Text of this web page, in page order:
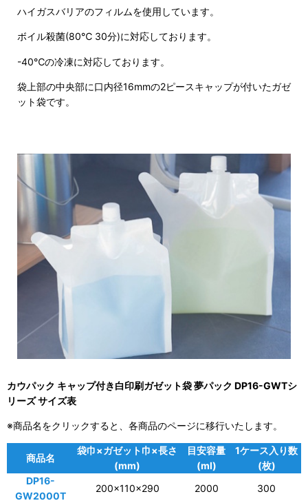
ハイガスバリアのフィルムを使用しています。
ボイル殺菌(80℃ 30分)に対応しております。
-40℃の冷凍に対応しております。
袋上部の中央部に口内径16mmの2ピースキャップが付いたガゼ
ット袋です。
カウパック キャップ付き白印刷ガゼット袋 夢パック DP16-GWTシ
リーズ サイズ表
※商品名をクリックすると、各商品のページに移行いたします。
商品名
袋巾×ガゼット巾×長さ
(mm)
目安容量
(ml)
1ケース入り数
(枚)
DP16-
GW2000T
200×110×290 2000
300